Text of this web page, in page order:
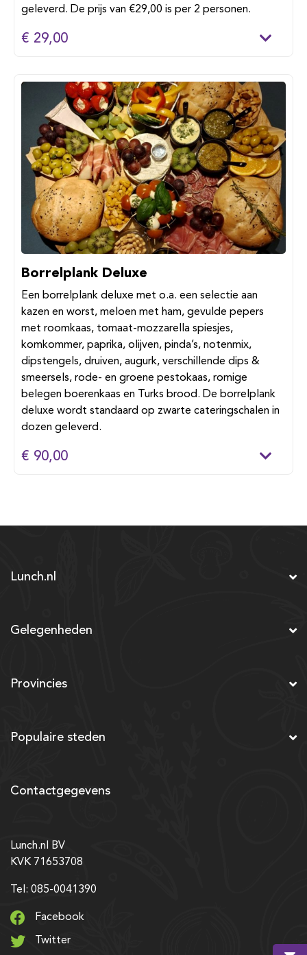
geleverd. De prijs van €29,00 is per 2 personen.
€ 29,00
Borrelplank Deluxe
Een borrelplank deluxe met o.a. een selectie aan
kazen en worst, meloen met ham, gevulde pepers
met roomkaas, tomaat-mozzarella spiesjes,
komkommer, paprika, olijven, pinda’s, notenmix,
dipstengels, druiven, augurk, verschillende dips &
smeersels, rode- en groene pestokaas, romige
belegen boerenkaas en Turks brood. De borrelplank
deluxe wordt standaard op zwarte cateringschalen in
dozen geleverd.
€ 90,00
Lunch.nl
Gelegenheden
Provincies
Populaire steden
Contactgegevens
Lunch.nl BV
KVK 71653708
Tel: 085-0041390
Facebook
Twitter